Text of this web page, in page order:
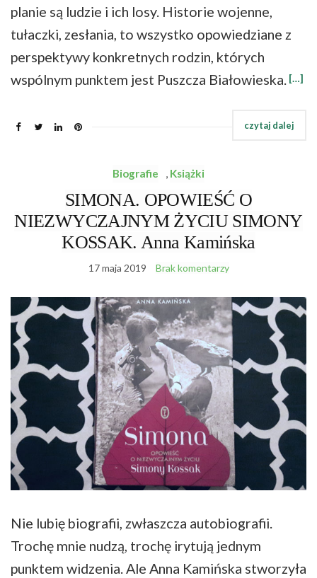
planie są ludzie i ich losy. Historie wojenne,
tułaczki, zesłania, to wszystko opowiedziane z
perspektywy konkretnych rodzin, których
wspólnym punktem jest Puszcza Białowieska. […]
Biografie , Książki
SIMONA. OPOWIEŚĆ O
NIEZWYCZAJNYM ŻYCIU SIMONY
KOSSAK. Anna Kamińska
17 maja 2019 Brak komentarzy
Nie lubię biografii, zwłaszcza autobiografii.
Trochę mnie nudzą, trochę irytują jednym
punktem widzenia. Ale Anna Kamińska stworzyła